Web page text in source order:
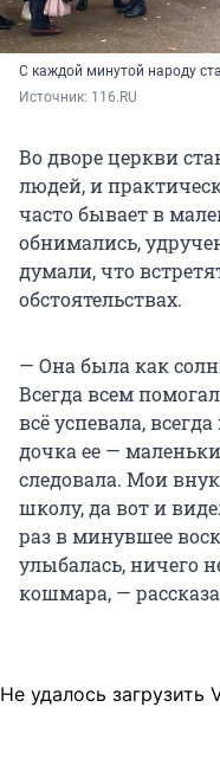
С каждой минутой народу
Источник: 116.RU
Во дворе церкви
людей, и
часто бывает в
обнимались,
думали, что
обстоятельствах.
— Она была как
Всегда всем
всё успевала,
дочка ее —
следовала. Мои
школу, да вот и
раз в минувшее
улыбалась, ничего
кошмара, —
Не удалось загрузить